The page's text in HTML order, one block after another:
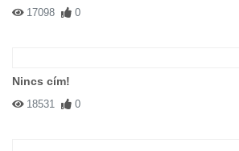
17098 0
Nincs cím!
18531 0